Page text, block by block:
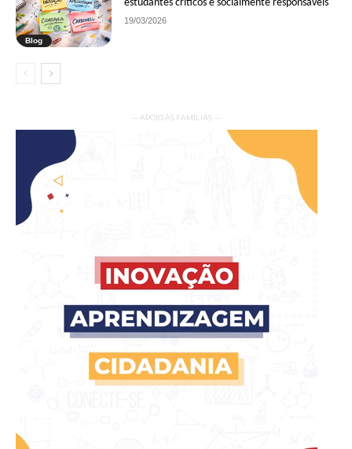
Blog
estudantes críticos e socialmente responsáveis
19/03/2026
— APOIO ÀS FAMÍLIAS —